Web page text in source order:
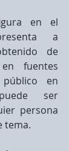
en el
a
de
fuentes
en
ser
persona
tema.